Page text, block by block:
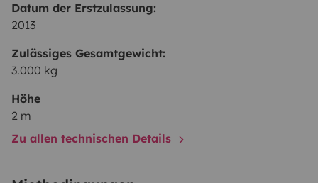
Datum der Erstzulassung:
2013
Zulässiges Gesamtgewicht:
3.000 kg
Höhe
2 m
Zu allen technischen Details